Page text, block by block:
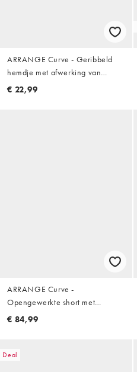
ARRANGE Curve - Geribbeld
hemdje met afwerking van
onbewerkt katoen in
€ 22,99
ARRANGE Curve -
Opengewerkte short met
borduursels in wit, deel van co-
€ 84,99
Deal